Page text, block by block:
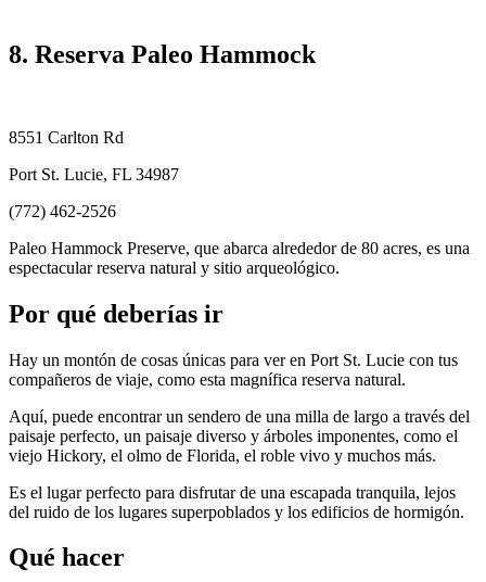
8. Reserva Paleo Hammock
8551 Carlton Rd
Port St. Lucie, FL 34987
(772) 462-2526
Paleo Hammock Preserve, que abarca alrededor de 80 acres, es una
espectacular reserva natural y sitio arqueológico.
Por qué deberías ir
Hay un montón de cosas únicas para ver en Port St. Lucie con tus
compañeros de viaje, como esta magnífica reserva natural.
Aquí, puede encontrar un sendero de una milla de largo a través del
paisaje perfecto, un paisaje diverso y árboles imponentes, como el
viejo Hickory, el olmo de Florida, el roble vivo y muchos más.
Es el lugar perfecto para disfrutar de una escapada tranquila, lejos
del ruido de los lugares superpoblados y los edificios de hormigón.
Qué hacer